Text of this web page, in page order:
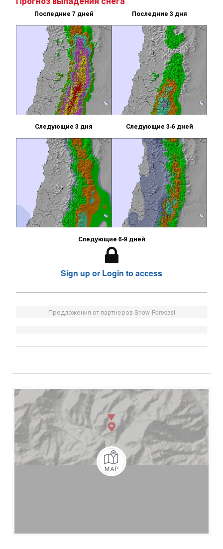
Последние 7 дней Последние 3 дня
Следующие 3 дня Следующие 3-6 дней
Следующие 6-9 дней
Sign up or Login to access
Предложения от партнеров Snow-Forecast